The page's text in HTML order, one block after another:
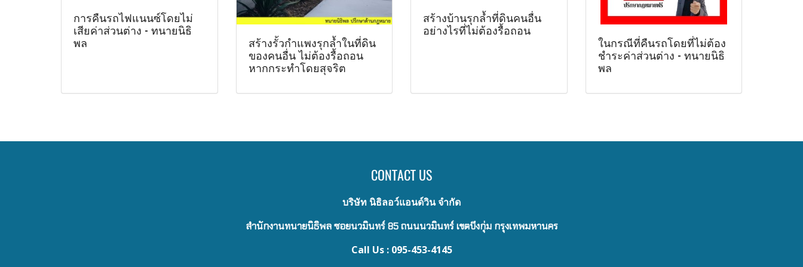
การคืนรถไฟแนนซ์โดยไม่
เสียค่าส่วนต่าง - ทนายนิธิ
พล
สร้างรั้วกำแพงรุกล้ำในที่ดิน
ของคนอื่น ไม่ต้องรื้อถอน
หากกระทำโดยสุจริต
สร้างบ้านรุกล้ำที่ดินคนอื่น
อย่างไรที่ไม่ต้องรื้อถอน
ในกรณีที่คืนรถโดยที่ไม่ต้อง
ชำระค่าส่วนต่าง - ทนายนิธิ
พล
CONTACT US
บริษัท นิธิลอว์แอนด์วิน จำกัด
สำนักงานทนายนิธิพล ซอยนวมินทร์ 85 ถนนนวมินทร์ เขตบึงกุ่ม กรุงเทพมหานคร
Call Us : 095-453-4145